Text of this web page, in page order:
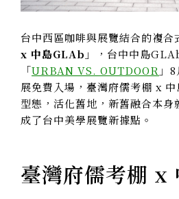
台中西區咖啡與展覽結合的複合
x 中島GLAb」
，台中中島
「URBAN VS. OUTDOOR 」
展免費入場，臺灣府儒考棚 x
型態，活化舊地，新舊融合本身
成了台中美學展覽新據點。
臺灣府儒考棚 x